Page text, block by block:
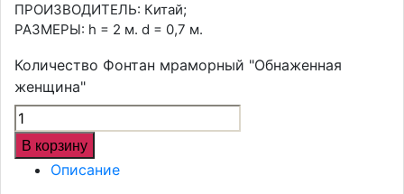
ПРОИЗВОДИТЕЛЬ: Китай;
РАЗМЕРЫ: h = 2 м. d = 0,7 м.
Количество Фонтан мраморный "Обнаженная
женщина"
В корзину
Описание